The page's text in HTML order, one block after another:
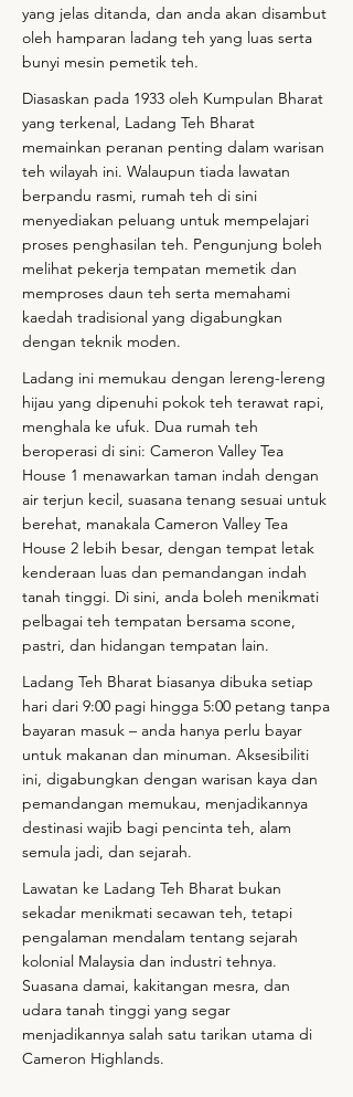
yang jelas ditanda, dan anda akan disambut
oleh hamparan ladang teh yang luas serta
bunyi mesin pemetik teh.
Diasaskan pada 1933 oleh Kumpulan Bharat
yang terkenal, Ladang Teh Bharat
memainkan peranan penting dalam warisan
teh wilayah ini. Walaupun tiada lawatan
berpandu rasmi, rumah teh di sini
menyediakan peluang untuk mempelajari
proses penghasilan teh. Pengunjung boleh
melihat pekerja tempatan memetik dan
memproses daun teh serta memahami
kaedah tradisional yang digabungkan
dengan teknik moden.
Ladang ini memukau dengan lereng-lereng
hijau yang dipenuhi pokok teh terawat rapi,
menghala ke ufuk. Dua rumah teh
beroperasi di sini: Cameron Valley Tea
House 1 menawarkan taman indah dengan
air terjun kecil, suasana tenang sesuai untuk
berehat, manakala Cameron Valley Tea
House 2 lebih besar, dengan tempat letak
kenderaan luas dan pemandangan indah
tanah tinggi. Di sini, anda boleh menikmati
pelbagai teh tempatan bersama scone,
pastri, dan hidangan tempatan lain.
Ladang Teh Bharat biasanya dibuka setiap
hari dari 9:00 pagi hingga 5:00 petang tanpa
bayaran masuk – anda hanya perlu bayar
untuk makanan dan minuman. Aksesibiliti
ini, digabungkan dengan warisan kaya dan
pemandangan memukau, menjadikannya
destinasi wajib bagi pencinta teh, alam
semula jadi, dan sejarah.
Lawatan ke Ladang Teh Bharat bukan
sekadar menikmati secawan teh, tetapi
pengalaman mendalam tentang sejarah
kolonial Malaysia dan industri tehnya.
Suasana damai, kakitangan mesra, dan
udara tanah tinggi yang segar
menjadikannya salah satu tarikan utama di
Cameron Highlands.